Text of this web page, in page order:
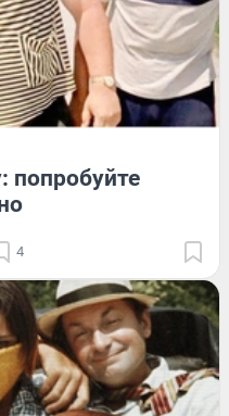
попробуйте
4